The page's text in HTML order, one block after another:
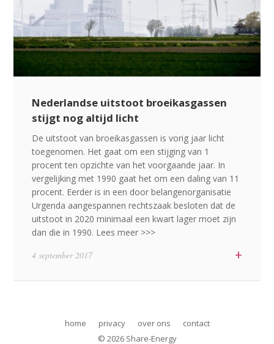
Nederlandse uitstoot broeikasgassen
stijgt nog altijd licht
De uitstoot van broeikasgassen is vorig jaar licht
toegenomen. Het gaat om een stijging van 1
procent ten opzichte van het voorgaande jaar. In
vergelijking met 1990 gaat het om een daling van 11
procent. Eerder is in een door belangenorganisatie
Urgenda aangespannen rechtszaak besloten dat de
uitstoot in 2020 minimaal een kwart lager moet zijn
dan die in 1990. Lees meer >>>
+
4 september 2017
home privacy over ons
contact
© 2026 Share-Energy
DRIES
www.DRIESbv.nl
Edisonstraat 68A
info@Share-Energy.nl